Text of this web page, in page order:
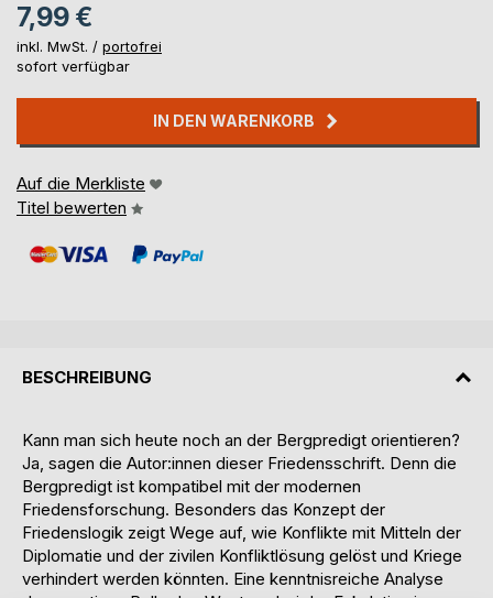
7,99 €
inkl. MwSt. / portofrei
sofort verfügbar
IN DEN WARENKORB
Auf die Merkliste
Titel bewerten
BESCHREIBUNG
Kann man sich heute noch an der Bergpredigt orientieren?
Ja, sagen die Autor:innen dieser Friedensschrift. Denn die
Bergpredigt ist kompatibel mit der modernen
Friedensforschung. Besonders das Konzept der
Friedenslogik zeigt Wege auf, wie Konflikte mit Mitteln der
Diplomatie und der zivilen Konfliktlösung gelöst und Kriege
verhindert werden könnten. Eine kenntnisreiche Analyse